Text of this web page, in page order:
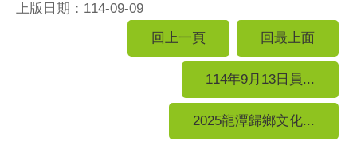
上版日期：114-09-09
回上一頁
回最上面
114年9月13日員...
2025龍潭歸鄉文化...